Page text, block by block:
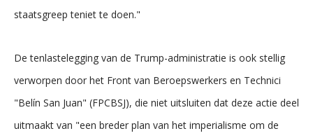
staatsgreep teniet te doen."
De tenlastelegging van de Trump-administratie is ook stellig
verworpen door het Front van Beroepswerkers en Technici
"Belín San Juan" (FPCBSJ), die niet uitsluiten dat deze actie deel
uitmaakt van "een breder plan van het imperialisme om de